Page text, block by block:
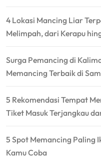
4 Lokasi Mancing Liar
Melimpah, dari Kerapu
Surga Pemancing di
Memancing Terbaik di
5 Rekomendasi Tempat
Tiket Masuk Terjangkau
5 Spot Memancing Paling
Kamu Coba